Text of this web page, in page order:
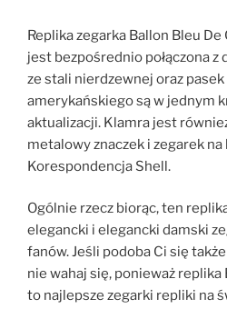
Replika zegarka Ballon Bleu De
jest bezpośrednio połączona z
ze stali nierdzewnej oraz
amerykańskiego są w jednym
aktualizacji. Klamra jest
metalowy znaczek i zegarek na
Korespondencja Shell.
Ogólnie rzecz biorąc, ten
elegancki i elegancki damski
fanów. Jeśli podoba Ci się
nie wahaj się, ponieważ
to najlepsze zegarki repliki na